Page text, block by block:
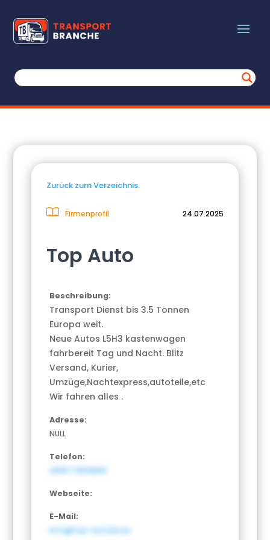
Zurück zum Verzeichnis.
Firmenprofil 24.07.2025
Top Auto
Beschreibung:
Transport Dienst bis 3.5 Tonnen
Europa weit.
Neue Autos L5H3 kastenwagen
fahrbereit Tag und Nacht. Blitz
Versand, Kurier,
Umzüge,Nachtexpress,autoteile,etc
Wir fahren alles .
Adresse:
NULL
Telefon:
4915770513839
Webseite:
E-Mail:
info@top-autolia.eu